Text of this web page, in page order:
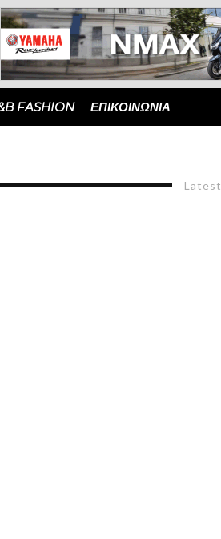
FASHION ΕΠΙΚΟΙΝΩΝΙΑ
Latest